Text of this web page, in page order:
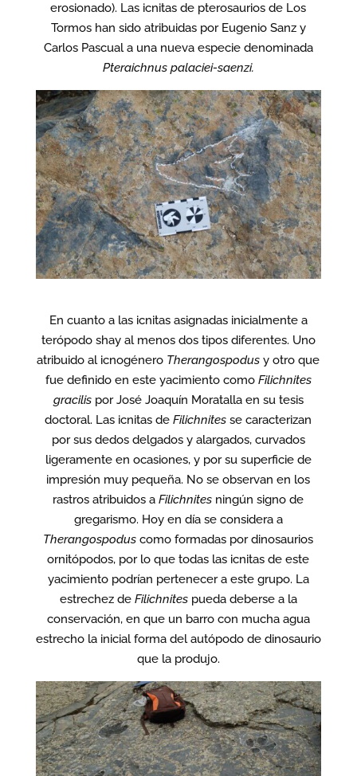
erosionado). Las icnitas de pterosaurios de Los
Tormos han sido atribuidas por Eugenio Sanz y
Carlos Pascual a una nueva especie denominada
Pteraichnus palaciei-saenzi.
En cuanto a las icnitas asignadas inicialmente a
terópodo shay al menos dos tipos diferentes. Uno
atribuido al icnogénero Therangospodus y otro que
fue definido en este yacimiento como Filichnites
gracilispor José Joaquín Moratalla en su tesis
doctoral. Las icnitas deFilichnites se caracterizan
por sus dedos delgados y alargados, curvados
ligeramente en ocasiones, y por su superficie de
impresión muy pequeña. No se observan en los
rastros atribuidos aFilichnites ningún signo de
gregarismo. Hoy en día se considera a
Therangospodus como formadas por dinosaurios
ornitópodos, por lo que todas las icnitas de este
yacimiento podrían pertenecer a este grupo. La
estrechez de Filichnitespueda deberse a la
conservación, en que un barro con mucha agua
estrecho la inicial forma del autópodo de dinosaurio
que la produjo.